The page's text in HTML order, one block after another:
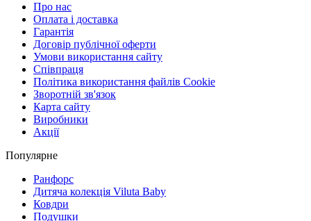
Про нас
Оплата і доставка
Гарантія
Договір публічної оферти
Умови використання сайту
Співпраця
Політика використання файлів Cookie
Зворотній зв'язок
Карта сайту
Виробники
Акції
Популярне
Ранфорс
Дитяча колекція Viluta Baby
Ковдри
Подушки